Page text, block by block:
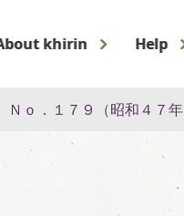
khirin Help
ｏ．１７９（昭和４７年１月）